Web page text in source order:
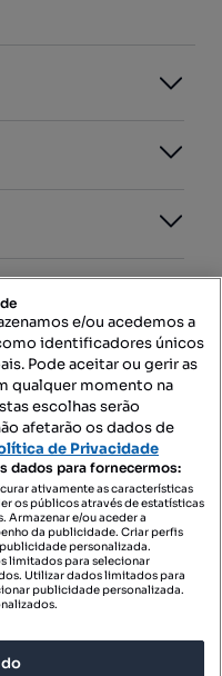
NA:
e/ou acedemos a
identificadores únicos
Pode aceitar ou gerir as
qualquer momento na
escolhas serão
afetarão os dados de
de Privacidade
dados para fornecermos:
ativamente as características
os públicos através de estatísticas
Armazenar e/ou aceder a
da publicidade. Criar perfis
personalizada.
limitados para selecionar
Utilizar dados limitados para
publicidade personalizada.